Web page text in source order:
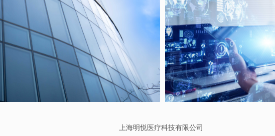
上海明悦医疗科技有限公司